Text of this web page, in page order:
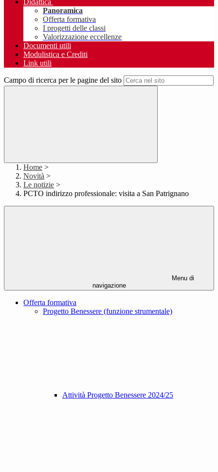
Didattica
Panoramica
Offerta formativa
I progetti delle classi
Valorizzazione eccellenze
Documenti utili
Modulistica e Crediti
Link utili
Campo di ricerca per le pagine del sito
Home >
Novità >
Le notizie >
PCTO indirizzo professionale: visita a San Patrignano
Menu di
navigazione
Offerta formativa
Progetto Benessere (funzione strumentale)
Attività Progetto Benessere 2024/25